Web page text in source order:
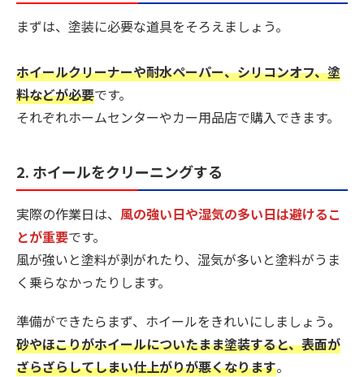
まずは、塗装に必要な道具をそろえましょう。
ホイールクリーナーや耐水ペーパー、シリコンオフ、塗
料などが必要です。
それぞれホームセンターやカー用品店で購入できます。
2. ホイールをクリーニングする
実際の作業日は、 風の強い日や湿気の多い日は避けるこ
とが重要です。
風が強いと塗料が剥がれたり、湿気が多いと塗料がうま
く乗らなかったりします。
準備ができたらまず、ホイールをきれいにしましょう。
砂やほこりがホイールについたまま塗装すると、表面が
ざらざらしてしまい仕上がりが悪くなります。